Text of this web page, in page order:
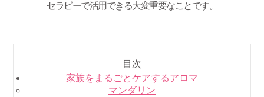
セラピーで活用できる大変重要なことです。
目次
家族をまるごとケアするアロマ
マンダリン